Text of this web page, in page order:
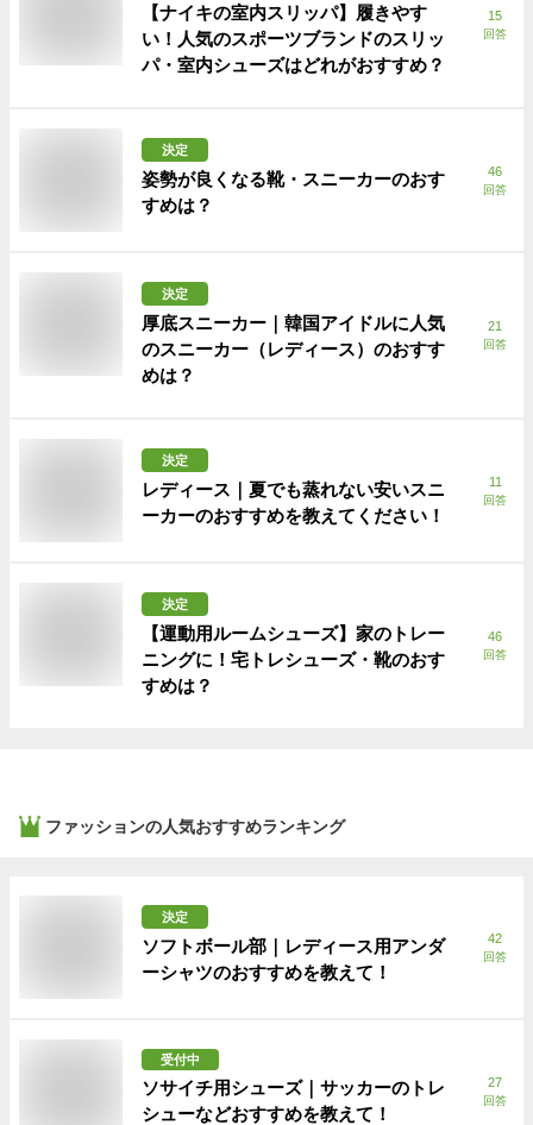
【ナイキの室内スリッパ】履きやす
い！人気のスポーツブランドのスリッ
パ・室内シューズはどれがおすすめ？
15
回答
決定
姿勢が良くなる靴・スニーカーのおす
すめは？
46
回答
決定
厚底スニーカー｜韓国アイドルに人気
のスニーカー（レディース）のおすす
めは？
21
回答
決定
レディース｜夏でも蒸れない安いスニ
ーカーのおすすめを教えてください！
11
回答
決定
【運動用ルームシューズ】家のトレー
ニングに！宅トレシューズ・靴のおす
すめは？
46
回答
ファッションの人気おすすめランキング
決定
ソフトボール部｜レディース用アンダ
ーシャツのおすすめを教えて！
42
回答
受付中
ソサイチ用シューズ｜サッカーのトレ
シューなどおすすめを教えて！
27
回答